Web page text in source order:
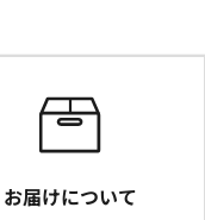
お届けについて